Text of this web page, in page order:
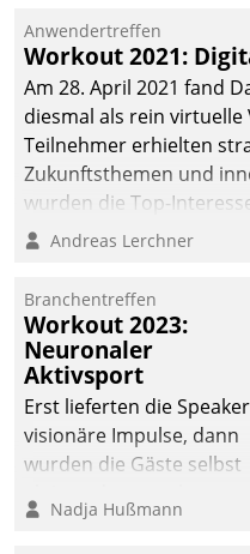
Cloud-Strategien und -
Lösungen mit hohem
Zukunftspotenzial.
Anwendertreffen
Workout 2021:
Am 28. April 2021 fand
diesmal als rein
Teilnehmer erhielten
Zukunftsthemen und
wurden die Top-
Andreas Lerchner
Branchentreffen
Workout 2023:
Neuronaler
Aktivsport
Erst lieferten die Speaker
visionäre Impulse, dann
wurden die Gäste selbst
methodisch
Nadja Hußmann